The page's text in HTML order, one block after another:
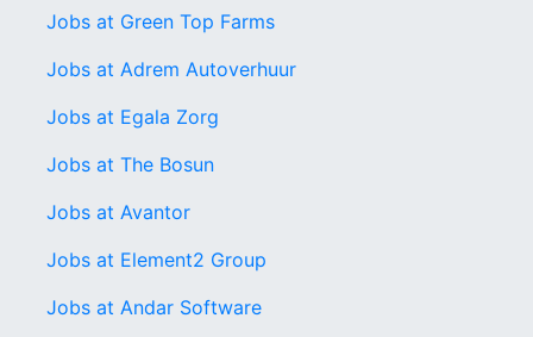
Jobs at Green Top Farms
Jobs at Adrem Autoverhuur
Jobs at Egala Zorg
Jobs at The Bosun
Jobs at Avantor
Jobs at Element2 Group
Jobs at Andar Software